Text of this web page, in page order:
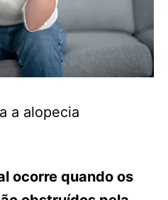
a alopecia
ocorre quando os